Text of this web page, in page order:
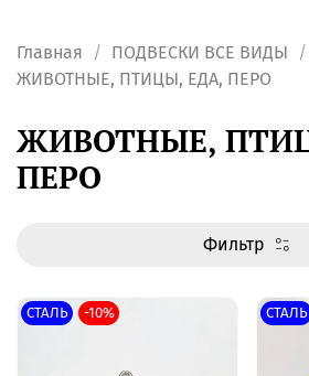
Главная
ПОДВЕСКИ ВСЕ ВИДЫ
ЖИВОТНЫЕ, ПТИЦЫ, ЕДА, ПЕРО
ЖИВОТНЫЕ,
ПЕРО
СТАЛЬ -10% СТАЛЬ
Фильтр